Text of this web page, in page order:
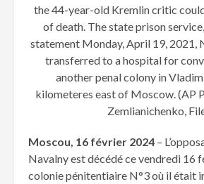
the 44-year-old Kremlin critic
of death. The state prison
statement Monday, April 19, 2021,
transferred to a hospital for
another penal colony in
kilometeres east of Moscow. (AP
Zemlianichenko,
Moscou, 16 février 2024 –
Navalny est décédé ce vendredi 16
colonie pénitentiaire N°3 où il était